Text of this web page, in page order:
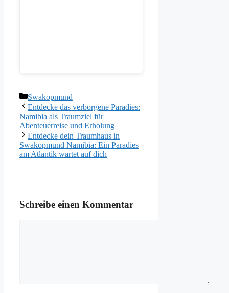
Kategorien
Swakopmund
Entdecke das verborgene Paradies:
Namibia als Traumziel für
Abenteuerreise und Erholung
Entdecke dein Traumhaus in
Swakopmund Namibia: Ein Paradies
am Atlantik wartet auf dich
Schreibe einen Kommentar